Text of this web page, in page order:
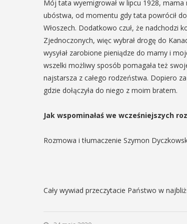
Mój tata wyemigrował w lipcu 1928,
ubóstwa, od momentu gdy tata powrócił
Włoszech. Dodatkowo czuł, że nadchodzi
Zjednoczonych, więc wybrał drogę do
wysyłał zarobione pieniądze do mamy i
wszelki możliwy sposób pomagała też
najstarsza z całego rodzeństwa. Dopiero
gdzie dołączyła do niego z moim bratem.
Jak wspominałaś we wcześniejszych
Rozmowa i tłumaczenie Szymon
Cały wywiad przeczytacie Państwo w
z
w dniach 13–20 lipca.
29
SIERPIEŃ
08:00 - 18:00
V
piąta edycja